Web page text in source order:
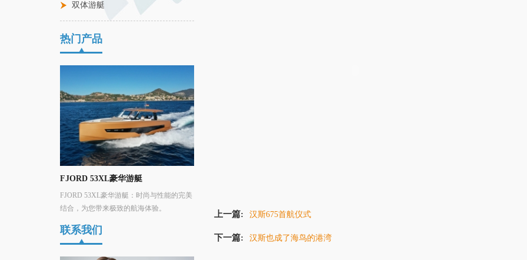
双体游艇
热门产品
全新Hanse 461全能巡航帆船，续写
经典航海传奇
承袭 Hanse 460 经典船体全面升级，搭载三
大原厂航海黑科技，单人好操控、居住多元
能巡航帆船。
结合，环绕式驾驶舱、智能小艇车库、定制
联系我们
上一篇: 汉斯675首航仪式
下一篇: 汉斯也成了海鸟的港湾